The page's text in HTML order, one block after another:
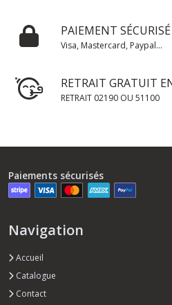
PAIEMENT SÉCURISÉ
Visa, Mastercard, Paypal...
RETRAIT GRATUIT
RETRAIT 02190 OU 51100
Paiements sécurisés
Navigation
Accueil
Catalogue
Contact